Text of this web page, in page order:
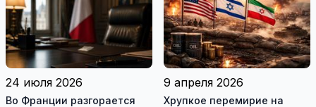
24 июля 2026
Во Франции разгорается
9 апреля 2026
Хрупкое перемирие на